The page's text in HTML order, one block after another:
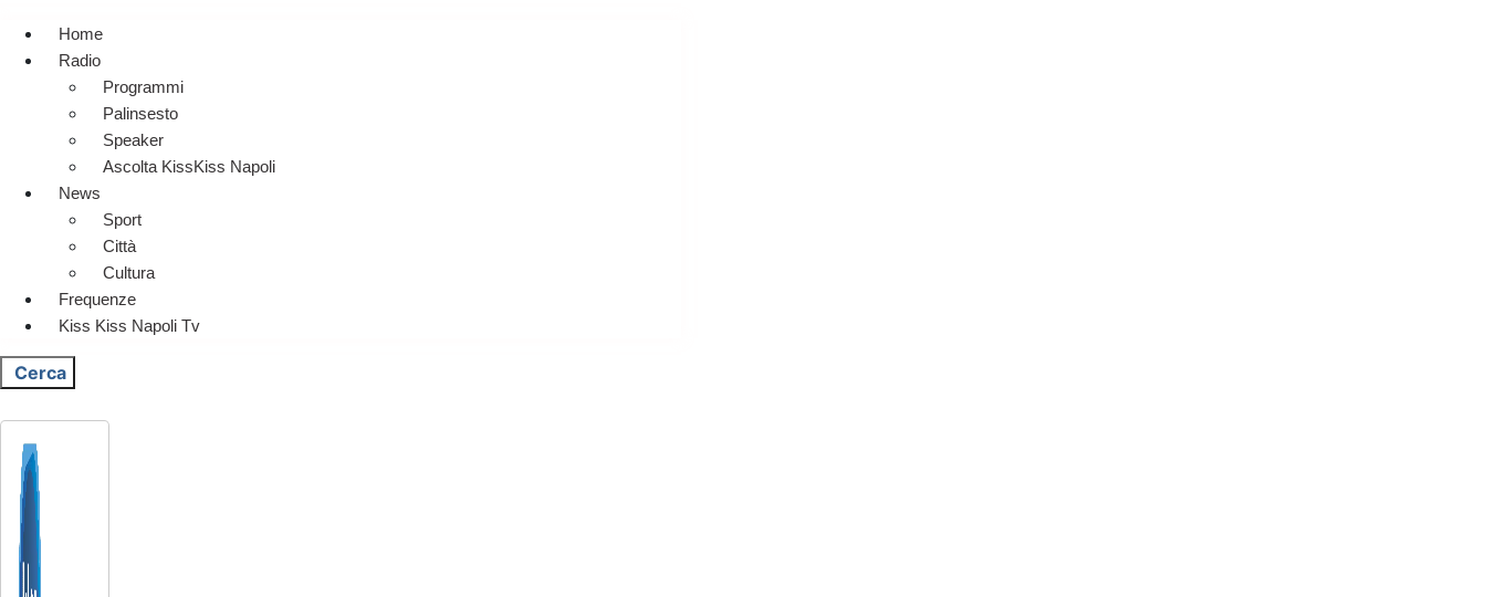
Home
Radio
Programmi
Palinsesto
Speaker
Ascolta KissKiss Napoli
News
Sport
Città
Cultura
Frequenze
Kiss Kiss Napoli Tv
Cerca